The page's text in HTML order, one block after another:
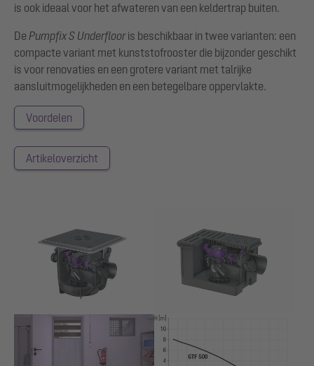
is ook ideaal voor het afwateren van een keldertrap buiten.
De Pumpfix S Underflooris beschikbaar in twee varianten: een
compacte variant met kunststofrooster die bijzonder geschikt
is voor renovaties en een grotere variant met talrijke
aansluitmogelijkheden en een betegelbare oppervlakte.
Voordelen
Artikeloverzicht
Show larger version for: Show larger version for: